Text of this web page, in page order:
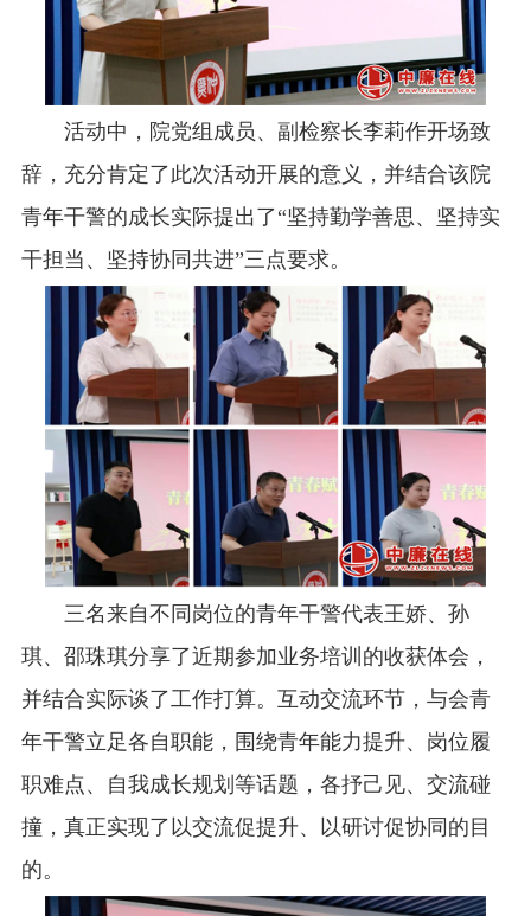
活动中，院党组成员、副检察长李莉作开场致
辞，充分肯定了此次活动开展的意义，并结合该院
青年干警的成长实际提出了“坚持勤学善思、坚持实
干担当、坚持协同共进”三点要求。
三名来自不同岗位的青年干警代表王娇、孙
琪、邵珠琪分享了近期参加业务培训的收获体会，
并结合实际谈了工作打算。互动交流环节，与会青
年干警立足各自职能，围绕青年能力提升、岗位履
职难点、自我成长规划等话题，各抒己见、交流碰
撞，真正实现了以交流促提升、以研讨促协同的目
的。